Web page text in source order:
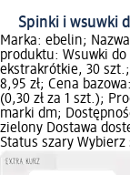
Spinki i wsuwki
Marka: ebelin; Nazwa
produktu: Wsuwki do
ekstrakrótkie, 30
8,95 zł; Cena
(0,30 zł za 1 szt.);
marki dm;
zielony Dostawa
Status szary Wybierz